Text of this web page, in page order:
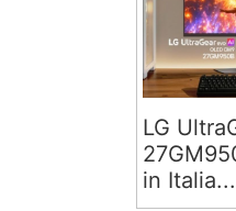
LG
in Italia...